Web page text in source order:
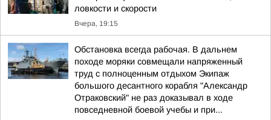
ловкости и скорости
Вчера, 19:15
Обстановка всегда рабочая. В дальнем
походе моряки совмещали напряженный
труд с полноценным отдыхом Экипаж
большого десантного корабля "Александр
Отраковский" не раз доказывал в ходе
повседневной боевой учебы и при...